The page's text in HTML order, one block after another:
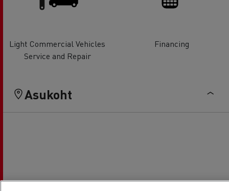
Light Commercial Vehicles
Service and Repair
Financing
Asukoht